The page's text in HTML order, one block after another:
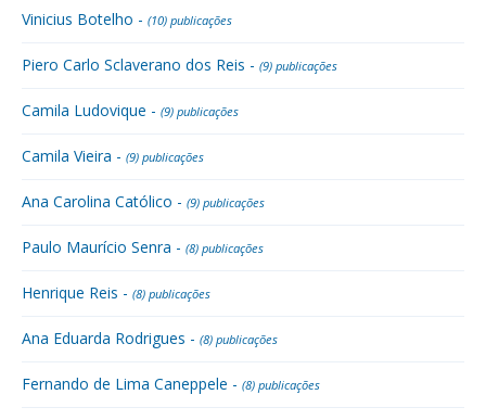
Vinicius Botelho - (10) publicações
Piero Carlo Sclaverano dos Reis - (9) publicações
Camila Ludovique - (9) publicações
Camila Vieira - (9) publicações
Ana Carolina Católico - (9) publicações
Paulo Maurício Senra - (8) publicações
Henrique Reis - (8) publicações
Ana Eduarda Rodrigues - (8) publicações
Fernando de Lima Caneppele - (8) publicações